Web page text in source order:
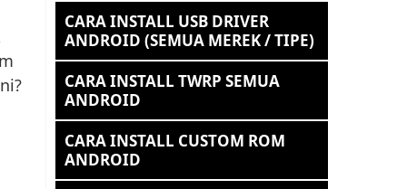
CARA INSTALL USB DRIVER
ANDROID (SEMUA MEREK / TIPE)
CARA INSTALL TWRP SEMUA
ANDROID
CARA INSTALL CUSTOM ROM
ANDROID